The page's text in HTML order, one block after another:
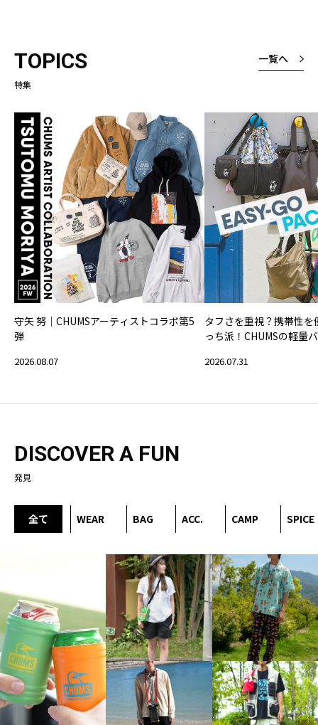
TOPICS
特集
一覧へ
守矢 努｜CHUMSアーティストコラボ第5
弾
2026.08.07
タフさを重視？携帯性
っち派！CHUMSの軽量
2026.07.31
DISCOVER A FUN
発見
全て WEAR BAG ACC. CAMP SPICE